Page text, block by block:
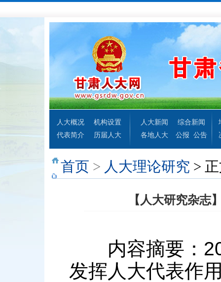
人大概况
机构设置
代表简介
历届人大
人大新闻
综合新闻
各地人大
公报 公告
首页 > 人大理论研究 >
【人大研究杂志
内容摘要：
发挥人大代表作